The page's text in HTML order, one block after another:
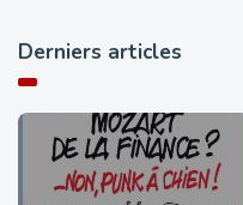
Derniers articles